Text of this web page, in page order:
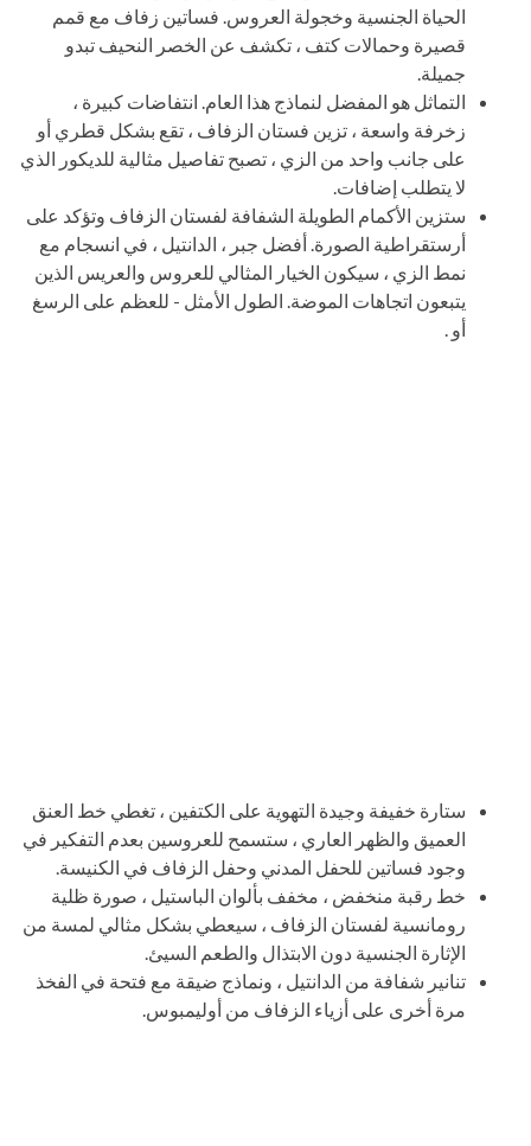
الحياة الجنسية وخجولة العروس. فساتين زفاف مع قمم
قصيرة وحمالات كتف ، تكشف عن الخصر النحيف تبدو
جميلة.
التماثل هو المفضل لنماذج هذا العام. انتفاضات كبيرة ،
زخرفة واسعة ، تزين فستان الزفاف ، تقع بشكل قطري أو
على جانب واحد من الزي ، تصبح تفاصيل مثالية للديكور الذي
لا يتطلب إضافات.
ستزين الأكمام الطويلة الشفافة لفستان الزفاف وتؤكد على
أرستقراطية الصورة. أفضل جبر ، الدانتيل ، في انسجام مع
نمط الزي ، سيكون الخيار المثالي للعروس والعريس الذين
يتبعون اتجاهات الموضة. الطول الأمثل - للعظم على الرسغ
أو .
ستارة خفيفة وجيدة التهوية على الكتفين ، تغطي خط العنق
العميق والظهر العاري ، ستسمح للعروسين بعدم التفكير في
وجود فساتين للحفل المدني وحفل الزفاف في الكنيسة.
خط رقبة منخفض ، مخفف بألوان الباستيل ، صورة ظلية
رومانسية لفستان الزفاف ، سيعطي بشكل مثالي لمسة من
الإثارة الجنسية دون الابتذال والطعم السيئ.
تنانير شفافة من الدانتيل ، ونماذج ضيقة مع فتحة في الفخذ
مرة أخرى على أزياء الزفاف من أوليمبوس.